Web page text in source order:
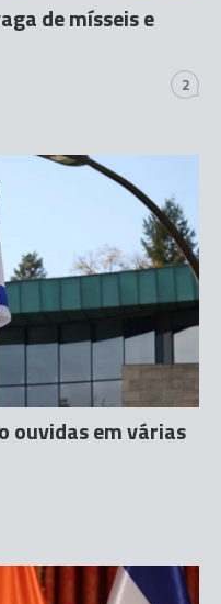
de mísseis e
2
ouvidas em várias